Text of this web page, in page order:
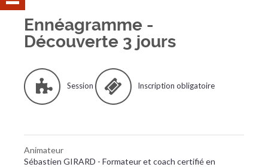
Ennéagramme -
Découverte 3 jours
Session Inscription obligatoire
Animateur
Sébastien GIRARD - Formateur et coach certifié en